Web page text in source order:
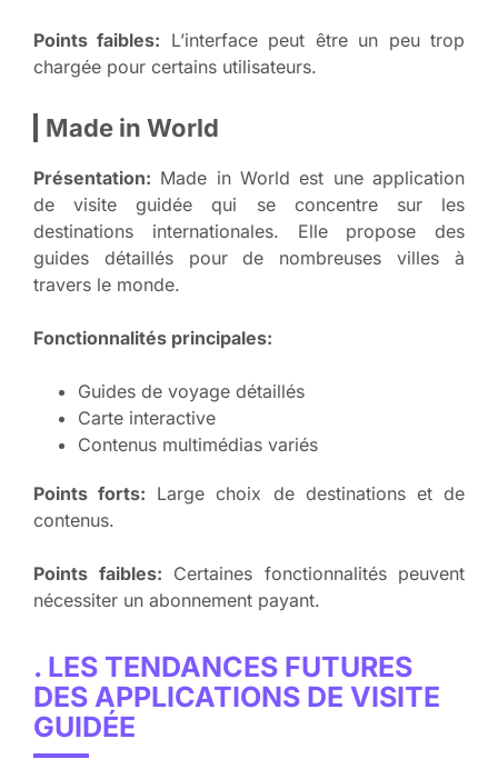
Points faibles: L’interface peut être un peu trop
chargée pour certains utilisateurs.
Made in World
Présentation: Made in World est une application
de visite guidée qui se concentre sur les
destinations internationales. Elle propose des
guides détaillés pour de nombreuses villes à
travers le monde.
Fonctionnalités principales:
Guides de voyage détaillés
Carte interactive
Contenus multimédias variés
Points forts: Large choix de destinations et de
contenus.
Points faibles: Certaines fonctionnalités peuvent
nécessiter un abonnement payant.
. LES TENDANCES FUTURES
DES APPLICATIONS DE VISITE
GUIDÉE